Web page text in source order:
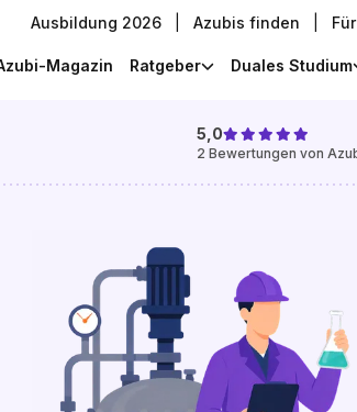
Ausbildung 2026 Azubis finden
Magazin Ratgeber Duales Studium
5,0
2 Bewertungen von